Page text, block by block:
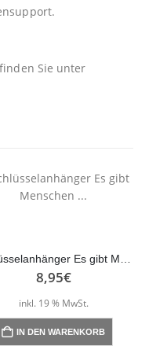
Sie unter
8,95€
inkl. 19 % MwSt.
IN DEN WARENKORB